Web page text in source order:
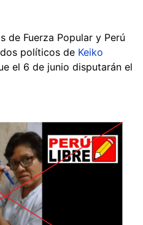
de Fuerza Popular y Perú
políticos de Keiko
el 6 de junio disputarán el